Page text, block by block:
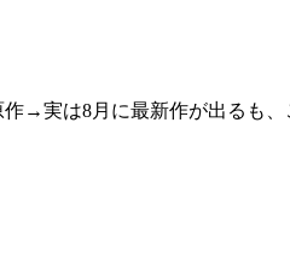
→実は8月に最新作が出るも